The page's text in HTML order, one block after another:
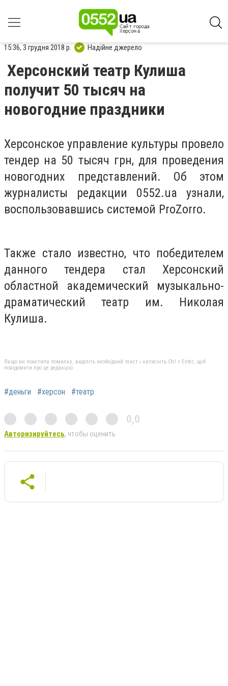
15:36, 3 грудня 2018 р. Надійне джерело
Херсонский театр Кулиша
получит 50 тысяч на
новогодние праздники
Херсонское управление культуры провело
тендер на 50 тысяч грн, для проведения
новогодних представлений. Об этом
журналисты редакции 0552.ua узнали,
воспользовавшись системой ProZorro.
Также стало известно, что победителем
данного тендера стал Херсонский
областной академический музыкально-
драматический театр им. Николая
Кулиша.
Якщо ви помітили помилку, виділіть необхідний текст і натисніть Ctrl + Enter, щоб
повідомити про це редакцію
#деньги #херсон #театр
0,0
Авторизируйтесь, чтобы оценить